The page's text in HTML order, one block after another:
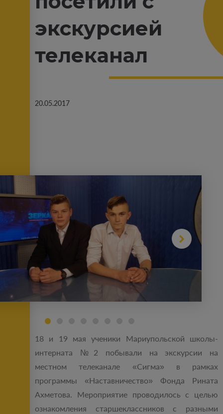
экскурсией
телеканал
20.05.2017
18 и 19 мая ученики Мариупольской школы-
интерната №2 побывали на экскурсии на
местном телеканале «Сигма» в рамках
программы «Наставничество» Фонда Рината
Ахметова. Мероприятие проводилось с целью
ознакомления старшеклассников с разными